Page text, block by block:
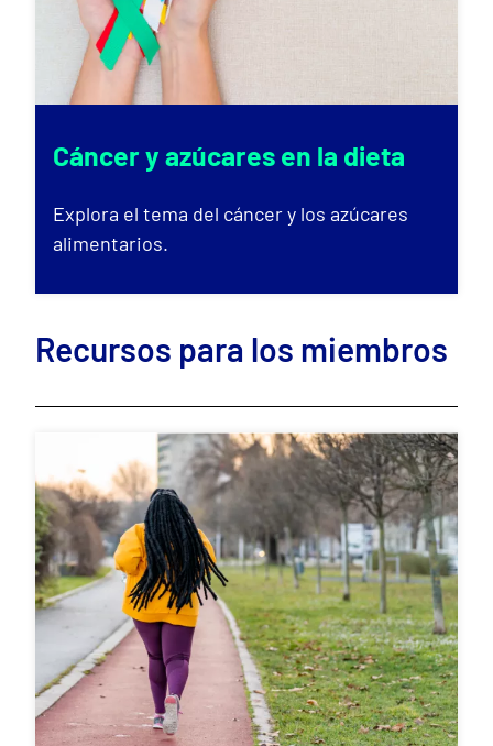
Cáncer y azúcares en la dieta
Explora el tema del cáncer y los azúcares
alimentarios.
Recursos para los miembros